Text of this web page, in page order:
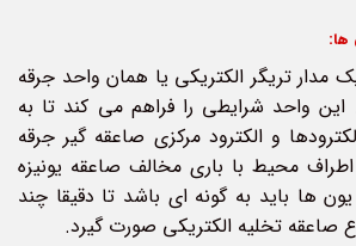
ها:
مدار تریگر الکتریکی یا همان واحد جرقه
واحد شرایطی را فراهم می کند تا به
و الکترود مرکزی صاعقه گیر جرقه
محیط با باری مخالف صاعقه یونیزه
ها باید به گونه ای باشد تا دقیقا چند
صاعقه تخلیه الکتریکی صورت گیرد.